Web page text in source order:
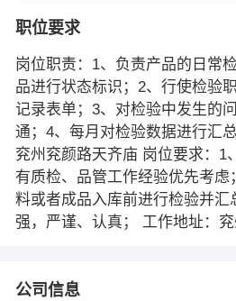
职位要求
岗位职责：1、负责产品的日常
品进行状态标识；2、行使检验
记录表单；3、对检验中发生的
通；4、每月对检验数据进行汇
兖州兖颜路天齐庙 岗位要求：1
有质检、品管工作经验优先考虑
料或者成品入库前进行检验并汇
强，严谨、认真； 工作地址：
公司信息